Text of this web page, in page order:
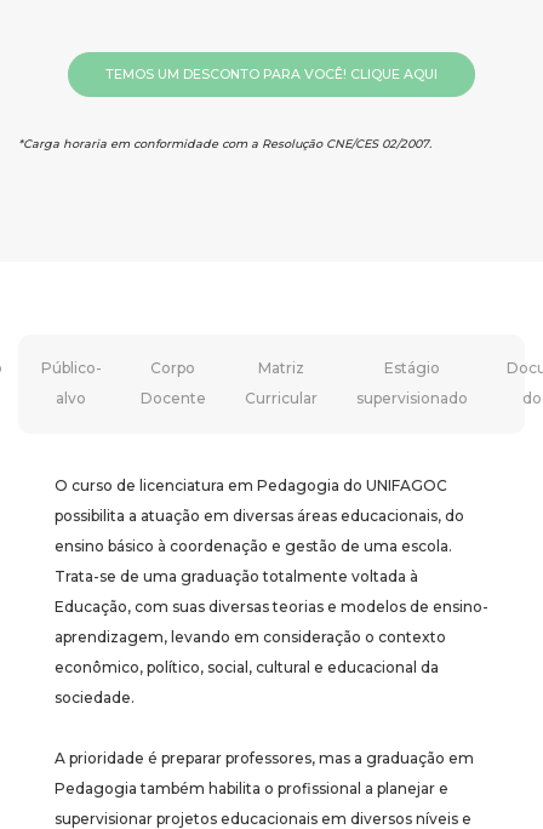
TEMOS UM DESCONTO PARA VOCÊ! CLIQUE AQUI
*Carga horaria em conformidade com a Resolução CNE/CES 02/2007.
Público-
alvo
Corpo
Docente
Matriz
Curricular
Estágio
supervisionado
O curso de licenciatura em Pedagogia do UNIFAGOC
possibilita a atuação em diversas áreas educacionais, do
ensino básico à coordenação e gestão de uma escola.
Trata-se de uma graduação totalmente voltada à
Educação, com suas diversas teorias e modelos de ensino-
aprendizagem, levando em consideração o contexto
econômico, político, social, cultural e educacional da
sociedade.
A prioridade é preparar professores, mas a graduação em
Pedagogia também habilita o profissional a planejar e
supervisionar projetos educacionais em diversos níveis e